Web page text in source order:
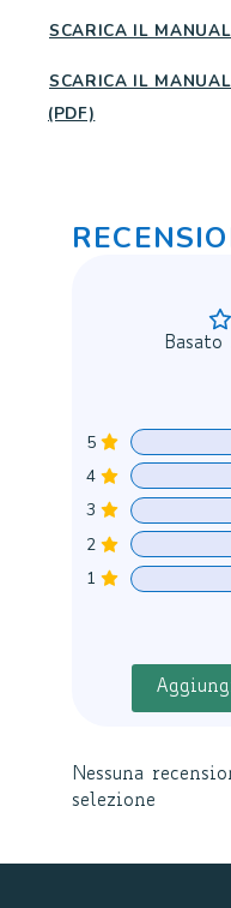
SCARICA IL
SCARICA IL
(PDF)
5
4
3
2
1
Nessuna
selezione